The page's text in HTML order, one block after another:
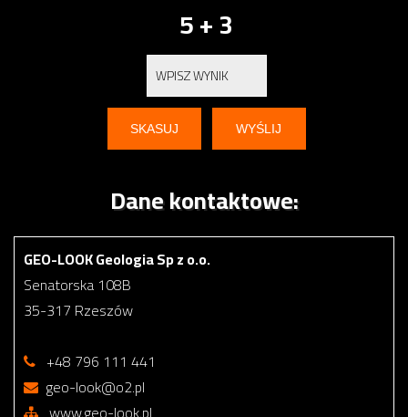
5 + 3
Dane kontaktowe:
GEO-LOOK Geologia Sp z o.o.
Senatorska 108B
35-317 Rzeszów
+48 796 111 441
geo-look@o2.pl